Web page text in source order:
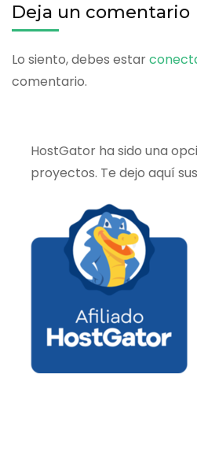
Deja un comentario
Lo siento, debes estar
comentario.
HostGator ha sido una
proyectos. Te dejo aquí